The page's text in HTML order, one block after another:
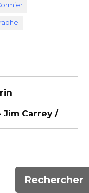
Carrey /
Rechercher